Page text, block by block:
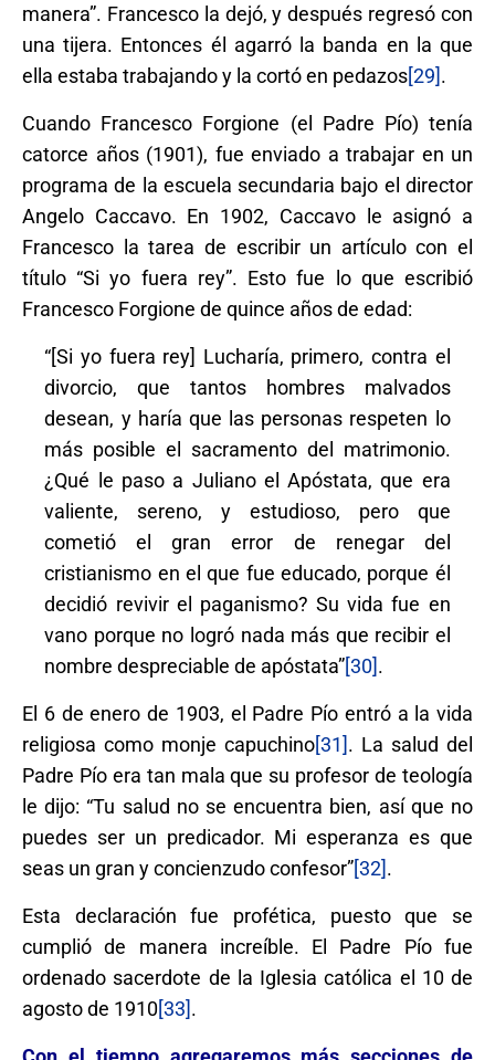
manera”. Francesco la dejó, y después regresó con
una tijera. Entonces él agarró la banda en la que
ella estaba trabajando y la cortó en pedazos[29].
Cuando Francesco Forgione (el Padre Pío) tenía
catorce años (1901), fue enviado a trabajar en un
programa de la escuela secundaria bajo el director
Angelo Caccavo. En 1902, Caccavo le asignó a
Francesco la tarea de escribir un artículo con el
título “Si yo fuera rey”. Esto fue lo que escribió
Francesco Forgione de quince años de edad:
“[Si yo fuera rey] Lucharía, primero, contra el
divorcio, que tantos hombres malvados
desean, y haría que las personas respeten lo
más posible el sacramento del matrimonio.
¿Qué le paso a Juliano el Apóstata, que era
valiente, sereno, y estudioso, pero que
cometió el gran error de renegar del
cristianismo en el que fue educado, porque él
decidió revivir el paganismo? Su vida fue en
vano porque no logró nada más que recibir el
nombre despreciable de apóstata”[30].
El 6 de enero de 1903, el Padre Pío entró a la vida
religiosa como monje capuchino[31]. La salud del
Padre Pío era tan mala que su profesor de teología
le dijo: “Tu salud no se encuentra bien, así que no
puedes ser un predicador. Mi esperanza es que
seas un gran y concienzudo confesor”[32].
Esta declaración fue profética, puesto que se
cumplió de manera increíble. El Padre Pío fue
ordenado sacerdote de la Iglesia católica el 10 de
agosto de 1910[33].